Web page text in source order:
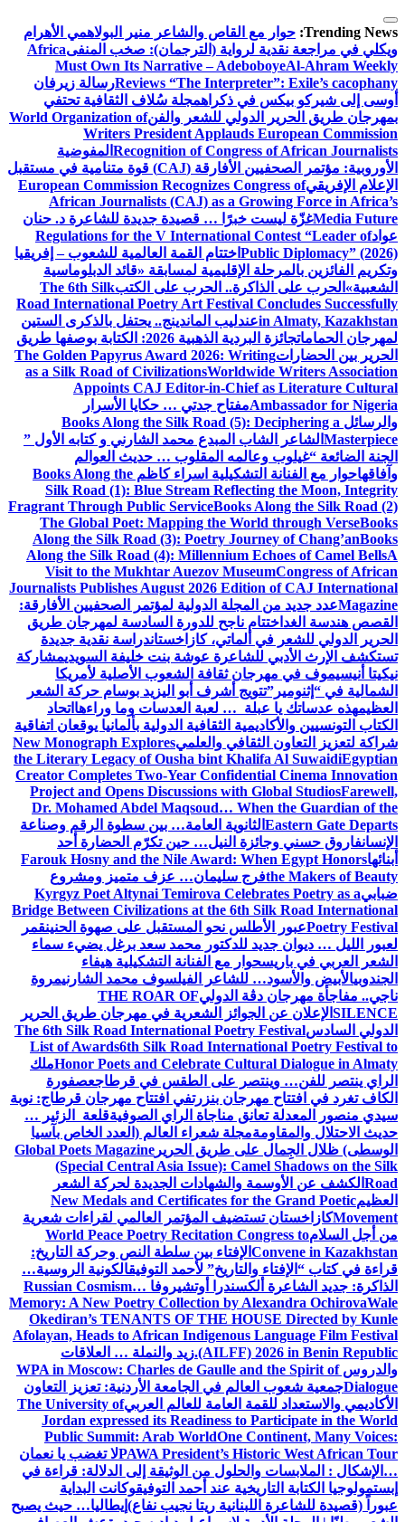
التجاوز
إلى
المحتوى
Trending News: حوار مع القاص والشاعر منير البولاهمي الأهرام
ويكلي في مراجعة نقدية لرواية (الترجمان): صخب المنفىAfrica
Must Own Its Narrative – AdeboboyeAl-Ahram Weekly
Reviews “The Interpreter”: Exile’s cacophanyرسالة زيرفان
أوسى إلى شيركو بيكس في ذكراهمجلة سُلاف الثقافية تحتفي
بمهرجان طريق الحرير الدولي للشعر والفنWorld Organization of
Writers President Applauds European Commission
Recognition of Congress of African Journalists المفوضية
الأوروبية: مؤتمر الصحفيين الأفارقة (CAJ) قوة متنامية في مستقبل
الإعلام الإفريقيEuropean Commission Recognizes Congress of
African Journalists (CAJ) as a Growing Force in Africa’s
Media Futureغزّة ليست خبرًا … قصيدة جديدة للشاعرة د. حنان
عوادRegulations for the V International Contest “Leader of
Public Diplomacy” (2026) اختتام القمة العالمية للشعوب – إفريقيا
وتكريم الفائزين بالمرحلة الإقليمية لمسابقة «قائد الدبلوماسية
الشعبية» الحرب على الذاكرة.. الحرب على الكتبThe 6th Silk
Road International Poetry Art Festival Concludes Successfully
in Almaty, Kazakhstanعندليب الماندينج.. يحتفل بالذكرى الستين
لمهرجان الحمامات
جائزة البردية الذهبية 2026: الكتابة بوصفها طريق
الحرير بين الحضاراتThe Golden Papyrus Award 2026: Writing
as a Silk Road of CivilizationsWorldwide Writers Association
Appoints CAJ Editor-in-Chief as Literature Cultural
Ambassador for Nigeriaمفتاح جدتي … حكايا الأسرار
والرسائل Books Along the Silk Road (5): Deciphering a
Masterpiece الشاعر الشاب المبدع محمد الشارني و كتابه الأول ”
الجنة الضائعة “غيلوب وعالمه المقلوب … حديث العوالم
وآفاقهاحوار مع الفنانة التشكيلية اسراء كاظم Books Along the
Silk Road (1): Blue Stream Reflecting the Moon, Integrity
Fragrant Through Public ServiceBooks Along the Silk Road (2)
The Global Poet: Mapping the World through VerseBooks
Along the Silk Road (3): Poetry Journey of Chang’anBooks
Along the Silk Road (4): Millennium Echoes of Camel BellsA
Visit to the Mukhtar Auezov MuseumCongress of African
Journalists Publishes August 2026 Edition of CAJ International
Magazineعدد جديد من المجلة الدولية لمؤتمر الصحفيين الأفارقة:
القصص هندسة الغد اختتام ناجح للدورة السادسة لمهرجان طريق
الحرير الدولي للشعر في ألماتي، كازاخستاندراسة نقدية جديدة
تستكشف الإرث الأدبي للشاعرة عوشة بنت خليفة السويديمشاركة
نيكيتا أنيسيموف في مهرجان ثقافة الشعوب الأصلية لأمريكا
الشمالية في “إثنومير”تتويج أشرف أبو اليزيد بوسام حركة الشعر
العظيمهذه عدساتك يا عبلة … لعبة العدسات وما وراءها اتحاد
الكتاب التونسيين والأكاديمية الثقافية الدولية بألمانيا يوقعان اتفاقية
شراكة لتعزيز التعاون الثقافي والعلميNew Monograph Explores
the Literary Legacy of Ousha bint Khalifa Al SuwaidiEgyptian
Creator Completes Two-Year Confidential Cinema Innovation
Project and Opens Discussions with Global StudiosFarewell,
Dr. Mohamed Abdel Maqsoud… When the Guardian of the
Eastern Gate Departs الثانوية العامة… بين سطوة الرقم وصناعة
الإنسانفاروق حسني وجائزة النيل… حين تكرّم الحضارة أحد
أبنائهاFarouk Hosny and the Nile Award: When Egypt Honors
the Makers of Beautyفرج سليمان… عزف متميز ومشروع
ضبابيKyrgyz Poet Altynai Temirova Celebrates Poetry as a
Bridge Between Civilizations at the 6th Silk Road International
Poetry Festivalعبور الأطلس نحو المستقبل على صهوة الحنينقمر
لعبور الليل … ديوان جديد للدكتور محمد سعد برغل يضيء سماء
الشعر العربي في باريسحوار مع الفنانة التشكيلية هيفاء
الجندوبيالأبيض والأسود… للشاعر الفيلسوف محمد الشارنيمروة
ناجي.. مفاجأة مهرجان دڨة الدوليTHE ROAR OF
SILENCE الإعلان عن الجوائز الشعرية في مهرجان طريق الحرير
الدولي السادسThe 6th Silk Road International Poetry Festival
List of Awards6th Silk Road International Poetry Festival to
Honor Poets and Celebrate Cultural Dialogue in Almatyملك
الراي ينتصر للفن… وينتصر على الطقس في قرطاجعصفورة
الكاف تغرد في افتتاح مهرجان بنزرتفي افتتاح مهرجان قرطاج: نوبة
سيدي منصور المعدلة تعانق مناجاة الراي الصوفيةقلعة الزئير …
حديث الاحتلال والمقاومةمجلة شعراء العالم (العدد الخاص بآسيا
الوسطى) ظلال الجِمال على طريق الحرير Global Poets Magazine
(Special Central Asia Issue): Camel Shadows on the Silk
Road الكشف عن الأوسمة والشهادات الجديدة لحركة الشعر
العظيمNew Medals and Certificates for the Grand Poetic
Movementكازاخستان تستضيف المؤتمر العالمي لقراءات شعرية
من أجل السلامWorld Peace Poetry Recitation Congress to
Convene in Kazakhstan الإفتاء بين سلطة النص وحركة التاريخ:
قراءة في كتاب “الإفتاء والتاريخ” لأحمد التوفيقالكونية الروسية…
الذاكرة: جديد الشاعرة ألكسندرا أوتشيروفا Russian Cosmism…
Memory: A New Poetry Collection by Alexandra OchirovaWale
Okediran’s TENANTS OF THE HOUSE Directed by Kunle
Afolayan, Heads to African Indigenous Language Film Festival
(AILFF) 2026 in Benin Republic. زيد والنملة … العلاقات
والدروسWPA in Moscow: Charles de Gaulle and the Spirit of
Dialogueجمعية شعوب العالم في الجامعة الأردنية: تعزيز التعاون
الأكاديمي والاستعداد للقمة العامة للعالم العربيThe University of
Jordan expressed its Readiness to Participate in the World
Public Summit: Arab WorldOne Continent, Many Voices:
PAWA President’s Historic West African Tourلا تغضب يا نعمان
…الإشكال : الملابسات والحلول من الوثيقة إلى الدلالة: قراءة في
إبستمولوجيا الكتابة التاريخية عند أحمد التوفيقوكانت البداية
عبوراً (قصيدة للشاعرة اللبنانية ريتا نجيب نفاع) إيطاليا… حيث يصبح